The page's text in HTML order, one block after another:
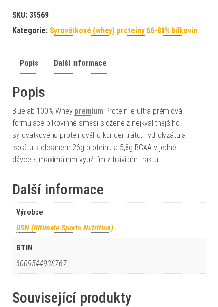
SKU: 39569
Kategorie: Syrovátkové (whey) proteiny 66-80% bílkovin
Popis Další informace
Popis
Bluelab 100% Whey premium Protein je ultra prémiová
formulace bílkovinné směsi složené z nejkvalitnějšího
syrovátkového proteinového koncentrátu, hydrolyzátu a
isolátu s obsahem 26g proteinu a 5,8g BCAA v jedné
dávce s maximálním využitím v trávicím traktu.
Další informace
Výrobce
USN (Ultimate Sports Nutrition)
GTIN
6009544938767
Související produkty